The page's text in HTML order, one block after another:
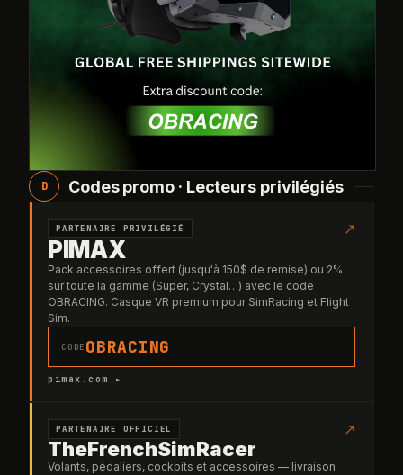
D Codes promo · Lecteurs privilégiés
PARTENAIRE PRIVILÉGIÉ ↗
PIMAX
Pack accessoires offert (jusqu'à 150$ de remise) ou 2%
sur toute la gamme (Super, Crystal…) avec le code
OBRACING. Casque VR premium pour SimRacing et Flight
Sim.
CODE OBRACING
pimax.com ▸
PARTENAIRE OFFICIEL ↗
TheFrenchSimRacer
Volants, pédaliers, cockpits et accessoires — livraison